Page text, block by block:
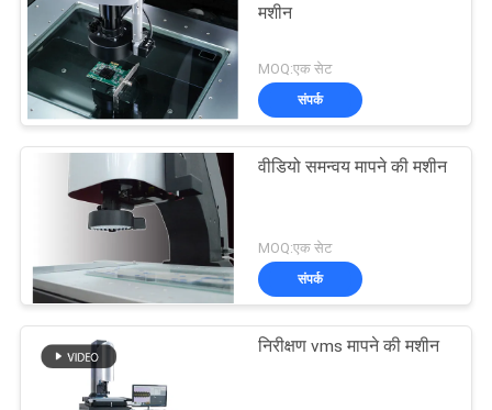
मशीन
MOQ:एक सेट
संपर्क
वीडियो समन्वय मापने की मशीन
MOQ:एक सेट
संपर्क
निरीक्षण vms मापने की मशीन